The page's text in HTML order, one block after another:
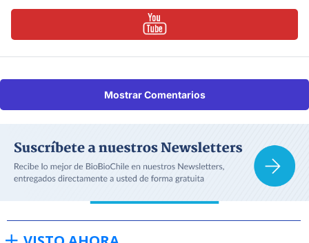
Mostrar Comentarios